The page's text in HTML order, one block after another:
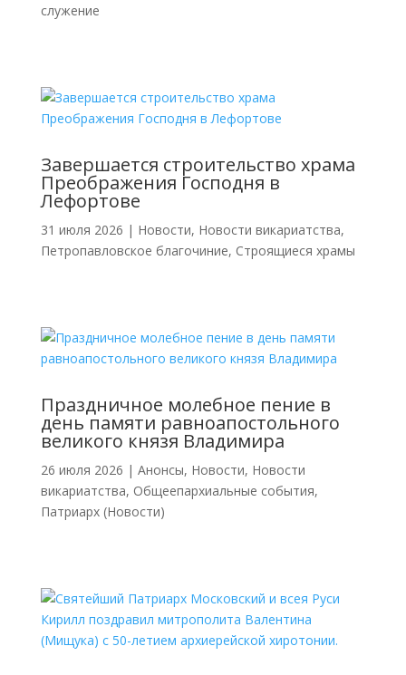
служение
Завершается строительство храма
Преображения Господня в
Лефортове
31 июля 2026 | Новости, Новости викариатства,
Петропавловское благочиние, Строящиеся храмы
Праздничное молебное пение в
день памяти равноапостольного
великого князя Владимира
26 июля 2026 | Анонсы, Новости, Новости
викариатства, Общеепархиальные события,
Патриарх (Новости)